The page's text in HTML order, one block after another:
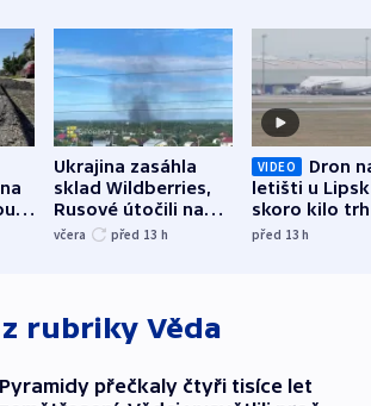
Ukrajina zasáhla
sklad Wildberries,
Rusové útočili na
trh, hasiče či
včera před 13 h
VIDEO
Dron
letišti u
skoro kilo
indicie
před 13h
rubriky Věda
Pyramidy přečkaly čtyři tisíce let